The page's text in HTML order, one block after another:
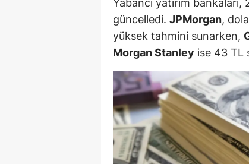
Yabancı yatırım bankaları,
güncelledi. JPMorgan,
yüksek tahmini sunarken,
Morgan Stanley ise 43 TL